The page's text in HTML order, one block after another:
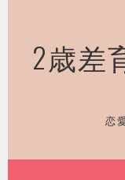
ッ
2歳差
恋